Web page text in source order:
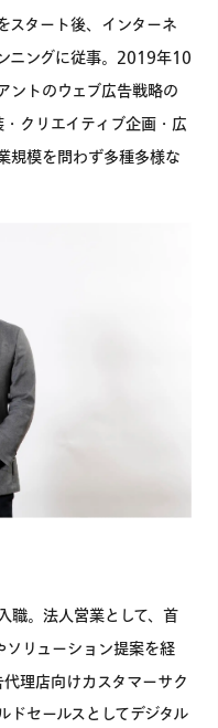
スタート後、インターネ
ニングに従事。2019年10
ントのウェブ広告戦略の
クリエイティブ企画・広
規模を問わず多種多様な
職。法人営業として、首
リューション提案を経
理店向けカスタマーサク
セールスとしてデジタル